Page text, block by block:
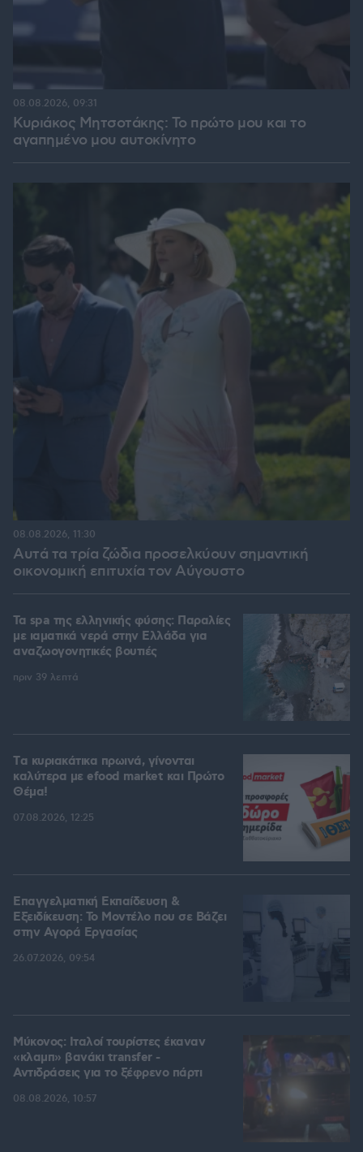
Κυριάκος Μητσοτάκης: Το πρώτο μου και το
αγαπημένο μου αυτοκίνητο
08.08.2026, 09:31
Αυτά τα τρία ζώδια προσελκύουν σημαντική
οικονομική επιτυχία τον Αύγουστο
08.08.2026, 11:30
Τα spa της ελληνικής φύσης: Παραλίες
με ιαματικά νερά στην Ελλάδα για
αναζωογονητικές βουτιές
πριν 39 λεπτά
Tα κυριακάτικα πρωινά, γίνονται
καλύτερα με efood market και Πρώτο
Θέμα!
07.08.2026, 12:25
Επαγγελματική Εκπαίδευση &
Εξειδίκευση: Το Mοντέλο που σε Bάζει
στην Aγορά Eργασίας
26.07.2026, 09:54
Μύκονος: Ιταλοί τουρίστες έκαναν
«κλαμπ» βανάκι transfer -
Αντιδράσεις για το ξέφρενο πάρτι
08.08.2026, 10:57